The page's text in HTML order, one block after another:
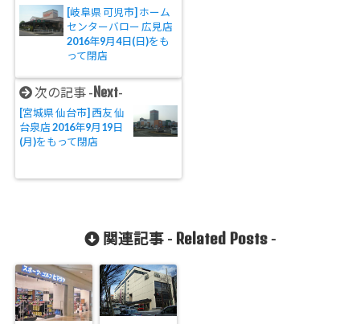
[岐阜県 可児市] ホーム
センターバロー 広見店
2016年9月4日(日)をも
って閉店
次の記事 -Next-
[宮城県 仙台市] 西友 仙
台泉店 2016年9月19日
(月)をもって閉店
関連記事 - Related Posts-